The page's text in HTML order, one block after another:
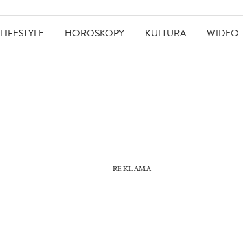
LIFESTYLE HOROSKOPY KULTURA WIDEO